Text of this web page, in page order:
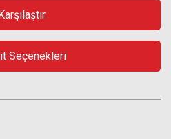
Seçenekleri